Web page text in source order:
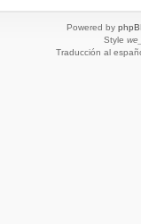
Powered by
Style
Traducción al